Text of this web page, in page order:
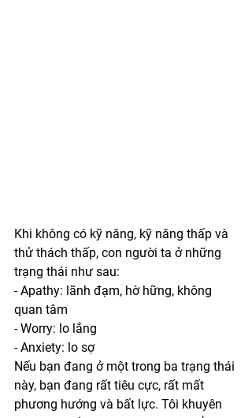
Khi không có kỹ năng, kỹ năng thấp và
thử thách thấp, con người ta ở những
trạng thái như sau:
- Apathy: lãnh đạm, hờ hững, không
quan tâm
- Worry: lo lắng
- Anxiety: lo sợ
Nếu bạn đang ở một trong ba trạng thái
này, bạn đang rất tiêu cực, rất mất
phương hướng và bất lực. Tôi khuyên